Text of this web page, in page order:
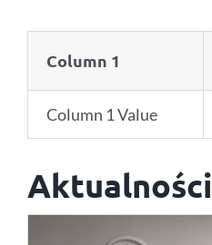
Column 1
Column 1 Value
Aktualności